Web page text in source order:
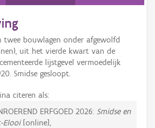
twee bouwlagen onder afgewolfd
uit het vierde kwart van de
lijstgevel vermoedelijk
Smidse gesloopt.
citeren als:
ERFGOED 2026: Smidse en
Elooi[online],